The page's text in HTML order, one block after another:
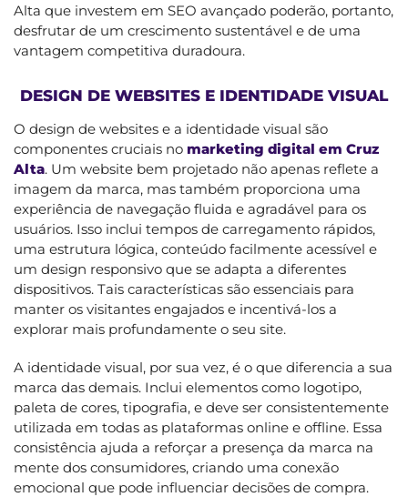
Alta que investem em SEO avançado poderão, portanto,
desfrutar de um crescimento sustentável e de uma
vantagem competitiva duradoura.
DESIGN DE WEBSITES E IDENTIDADE VISUAL
O design de websites e a identidade visual são
componentes cruciais no marketing digital em Cruz
Alta. Um website bem projetado não apenas reflete a
imagem da marca, mas também proporciona uma
experiência de navegação fluida e agradável para os
usuários. Isso inclui tempos de carregamento rápidos,
uma estrutura lógica, conteúdo facilmente acessível e
um design responsivo que se adapta a diferentes
dispositivos. Tais características são essenciais para
manter os visitantes engajados e incentivá-los a
explorar mais profundamente o seu site.
A identidade visual, por sua vez, é o que diferencia a sua
marca das demais. Inclui elementos como logotipo,
paleta de cores, tipografia, e deve ser consistentemente
utilizada em todas as plataformas online e offline. Essa
consistência ajuda a reforçar a presença da marca na
mente dos consumidores, criando uma conexão
emocional que pode influenciar decisões de compra.